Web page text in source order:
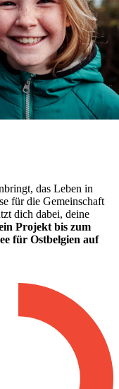
das Leben in
für die Gemeinschaft
dich dabei, deine
Projekt bis zum
für Ostbelgien auf